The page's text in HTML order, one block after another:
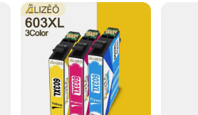
603 are not just about high-quality
deliver exceptional results. Their
performance.